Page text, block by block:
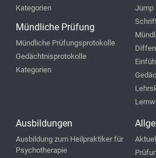
Kategorien
Mündliche Prüfung
Mündliche Prüfungsprotokolle
Gedächtnisprotokolle
Kategorien
Jump
Ausbildungen
Ausbildung zum Heilpraktiker für
Psychotherapie